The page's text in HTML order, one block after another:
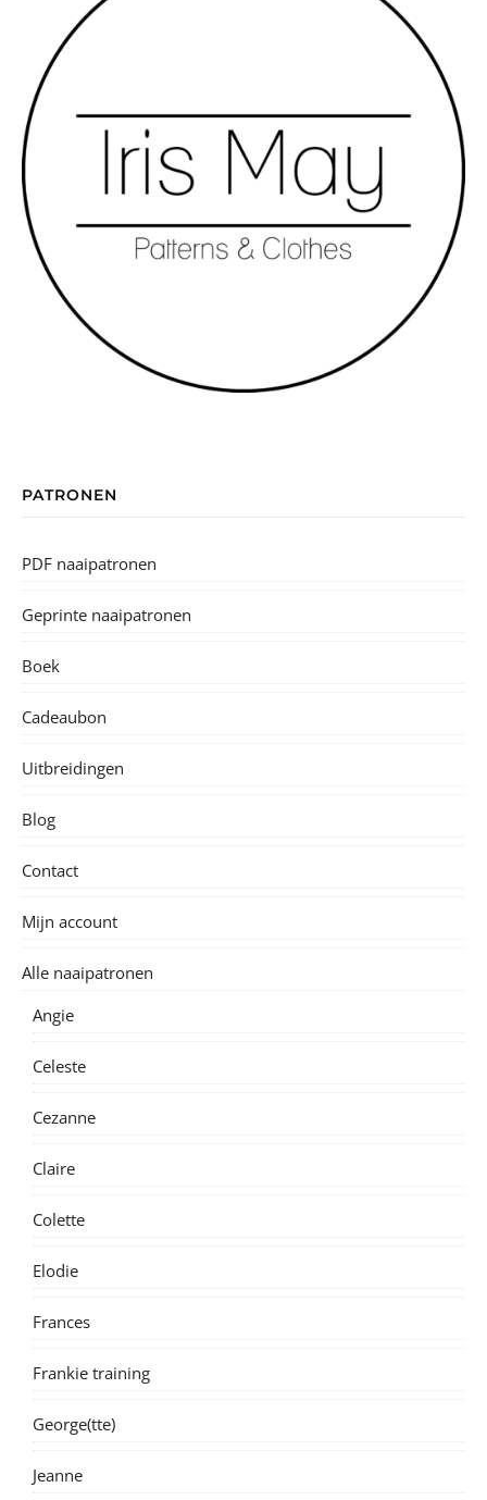
PATRONEN
PDF naaipatronen
Geprinte naaipatronen
Boek
Cadeaubon
Uitbreidingen
Blog
Contact
Mijn account
Alle naaipatronen
Angie
Celeste
Cezanne
Claire
Colette
Elodie
Frances
Frankie training
George(tte)
Jeanne